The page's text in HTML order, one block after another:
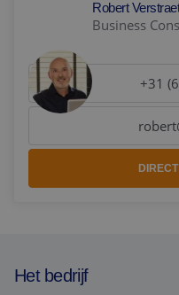
Robert
Business
+31
Het bedrijf